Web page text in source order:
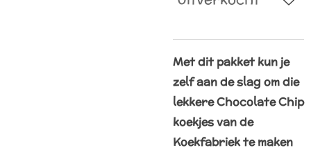
Met dit pakket kun je
zelf aan de slag om die
lekkere Chocolate Chip
koekjes van de
Koekfabriek te maken